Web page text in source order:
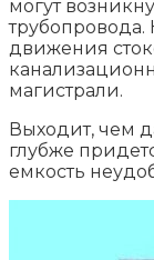
могут
трубопровода.
движения
магистрали.
Выходит, чем
глубже
емкость